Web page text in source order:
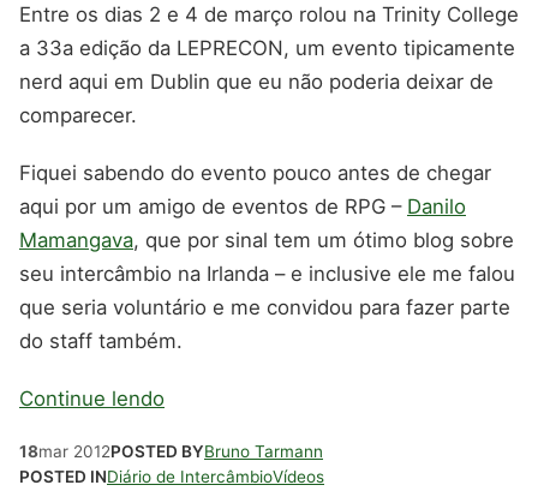
Entre os dias 2 e 4 de março rolou na Trinity College
a 33a edição da LEPRECON, um evento tipicamente
nerd aqui em Dublin que eu não poderia deixar de
comparecer.
Fiquei sabendo do evento pouco antes de chegar
aqui por um amigo de eventos de RPG – Danilo
Mamangava, que por sinal tem um ótimo blog sobre
seu intercâmbio na Irlanda – e inclusive ele me falou
que seria voluntário e me convidou para fazer parte
do staff também.
Continue lendo
18mar 2012POSTED BYBruno Tarmann
POSTED INDiário de IntercâmbioVídeos